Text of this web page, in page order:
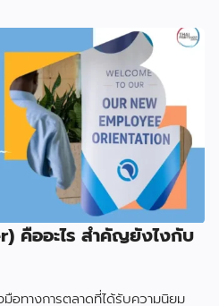
คืออะไร สำคัญยังไงกับ
อทางการตลาดที่ได้รับความนิยม